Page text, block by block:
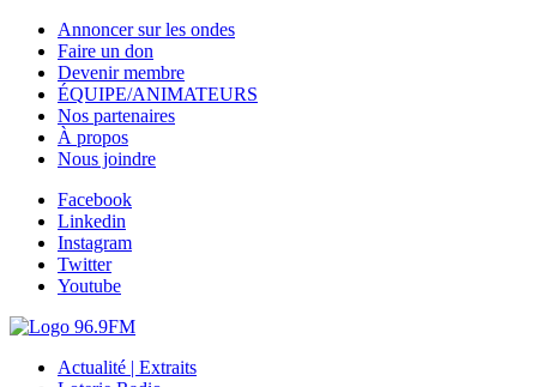
Annoncer sur les ondes
Faire un don
Devenir membre
ÉQUIPE/ANIMATEURS
Nos partenaires
À propos
Nous joindre
Facebook
Linkedin
Instagram
Twitter
Youtube
Actualité | Extraits